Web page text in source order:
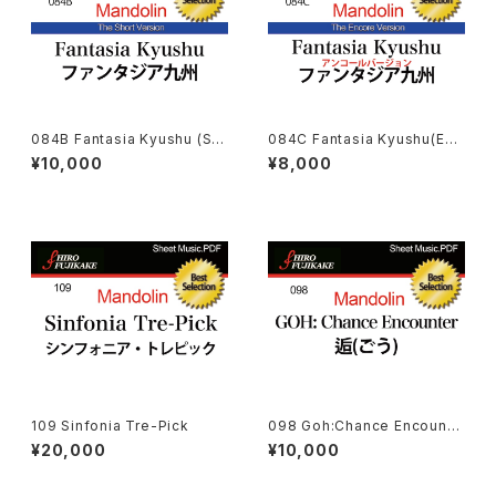
084B Fantasia Kyushu (Sh
ot Ver.) (ファンタジア九州(コン
クール用))
¥10,000
084C Fantasia Kyushu(Enc
ore Ver.)(ファンタジア九州(ア
ンコール·ヴァージョン)
¥8,000
109 Sinfonia Tre-Pick
¥20,000
098 Goh:Chance Encounte
r（逅）
¥10,000